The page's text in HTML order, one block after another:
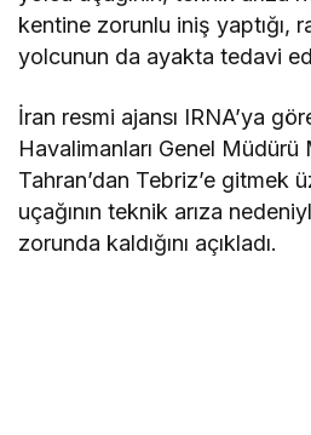
kentine zorunlu iniş yaptığı,
yolcunun da ayakta tedavi
İran resmi ajansı IRNA’ya
Havalimanları Genel
Tahran’dan Tebriz’e gitmek
uçağının teknik arıza
zorunda kaldığını açıkladı.